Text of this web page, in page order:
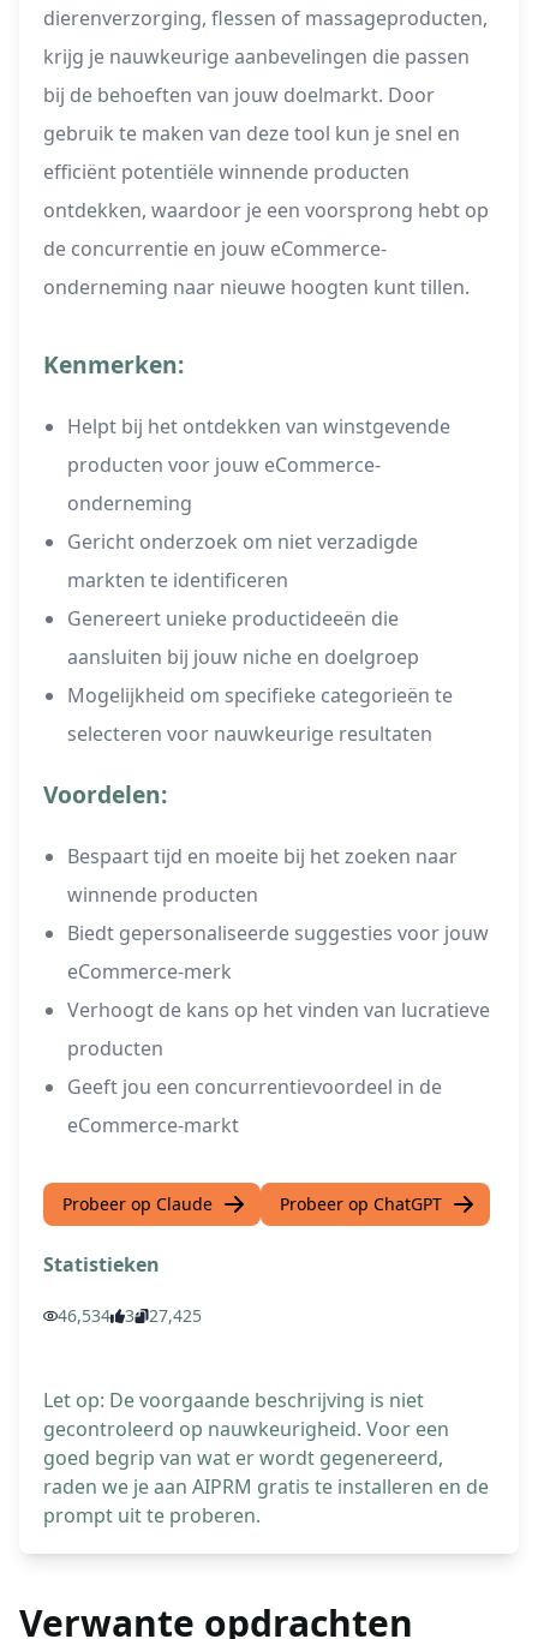
dierenverzorging, flessen of massageproducten,
krijg je nauwkeurige aanbevelingen die passen
bij de behoeften van jouw doelmarkt. Door
gebruik te maken van deze tool kun je snel en
efficiënt potentiële winnende producten
ontdekken, waardoor je een voorsprong hebt op
de concurrentie en jouw eCommerce-
onderneming naar nieuwe hoogten kunt tillen.
Kenmerken:
Helpt bij het ontdekken van winstgevende
producten voor jouw eCommerce-
onderneming
Gericht onderzoek om niet verzadigde
markten te identificeren
Genereert unieke productideeën die
aansluiten bij jouw niche en doelgroep
Mogelijkheid om specifieke categorieën te
selecteren voor nauwkeurige resultaten
Voordelen:
Bespaart tijd en moeite bij het zoeken naar
winnende producten
Biedt gepersonaliseerde suggesties voor jouw
eCommerce-merk
Verhoogt de kans op het vinden van lucratieve
producten
Geeft jou een concurrentievoordeel in de
eCommerce-markt
Probeer op Claude Probeer op ChatGPT
Statistieken
46,534 3 27,425
Let op: De voorgaande beschrijving is niet
gecontroleerd op nauwkeurigheid. Voor een
goed begrip van wat er wordt gegenereerd,
raden we je aan AIPRM gratis te installeren en de
prompt uit te proberen.
Verwante opdrachten